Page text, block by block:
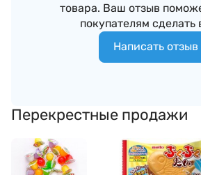
товара. Ваш отзыв
покупателям сделать
Написать отзыв
Перекрестные продажи